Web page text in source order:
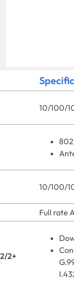
10/100/
10/100/
Full rate
2+